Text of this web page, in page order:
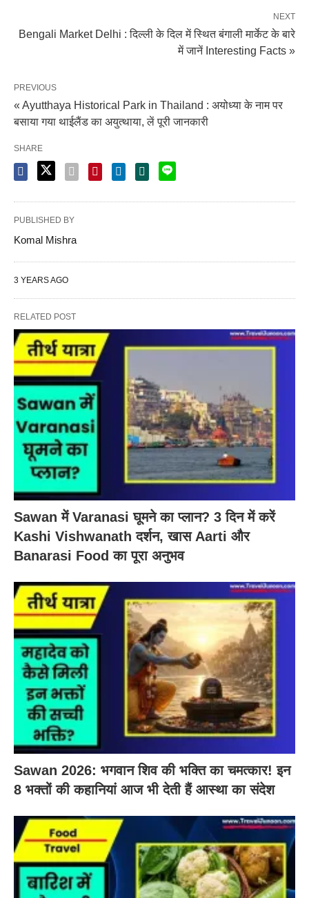
NEXT
Bengali Market Delhi : दिल्ली के दिल में स्थित बंगाली मार्केट के बारे
में जानें Interesting Facts »
PREVIOUS
« Ayutthaya Historical Park in Thailand : अयोध्या के नाम पर
बसाया गया थाईलैंड का अयुत्थाया, लें पूरी जानकारी
SHARE
PUBLISHED BY
Komal Mishra
3 YEARS AGO
RELATED POST
Sawan में Varanasi घूमने का प्लान? 3 दिन में करें
Kashi Vishwanath दर्शन, खास Aarti और
Banarasi Food का पूरा अनुभव
Sawan 2026: भगवान शिव की भक्ति का चमत्कार! इन
8 भक्तों की कहानियां आज भी देती हैं आस्था का संदेश